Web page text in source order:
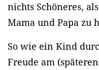
nichts Schöneres,
Mama und Papa zu
So wie ein Kind
Freude am